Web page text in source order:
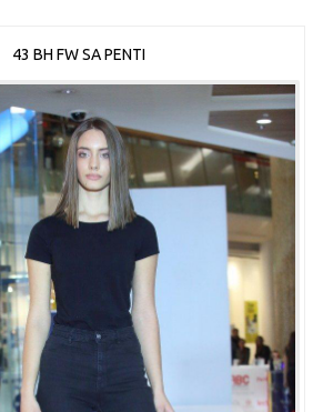
43 BH FW SA PENTI